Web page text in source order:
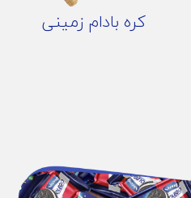
کره بادام زمینی